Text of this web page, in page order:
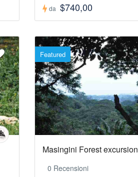
da $740,00
Featured
Masingini Forest excursion
0 Recensioni